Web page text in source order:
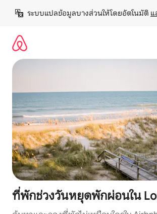
เนื้อหา
ระบบแปลข้อมูลบางส่วนให้โดยอัตโนมัติ แ
ที่พักช่วงวันหยุดพักผ่อนใน